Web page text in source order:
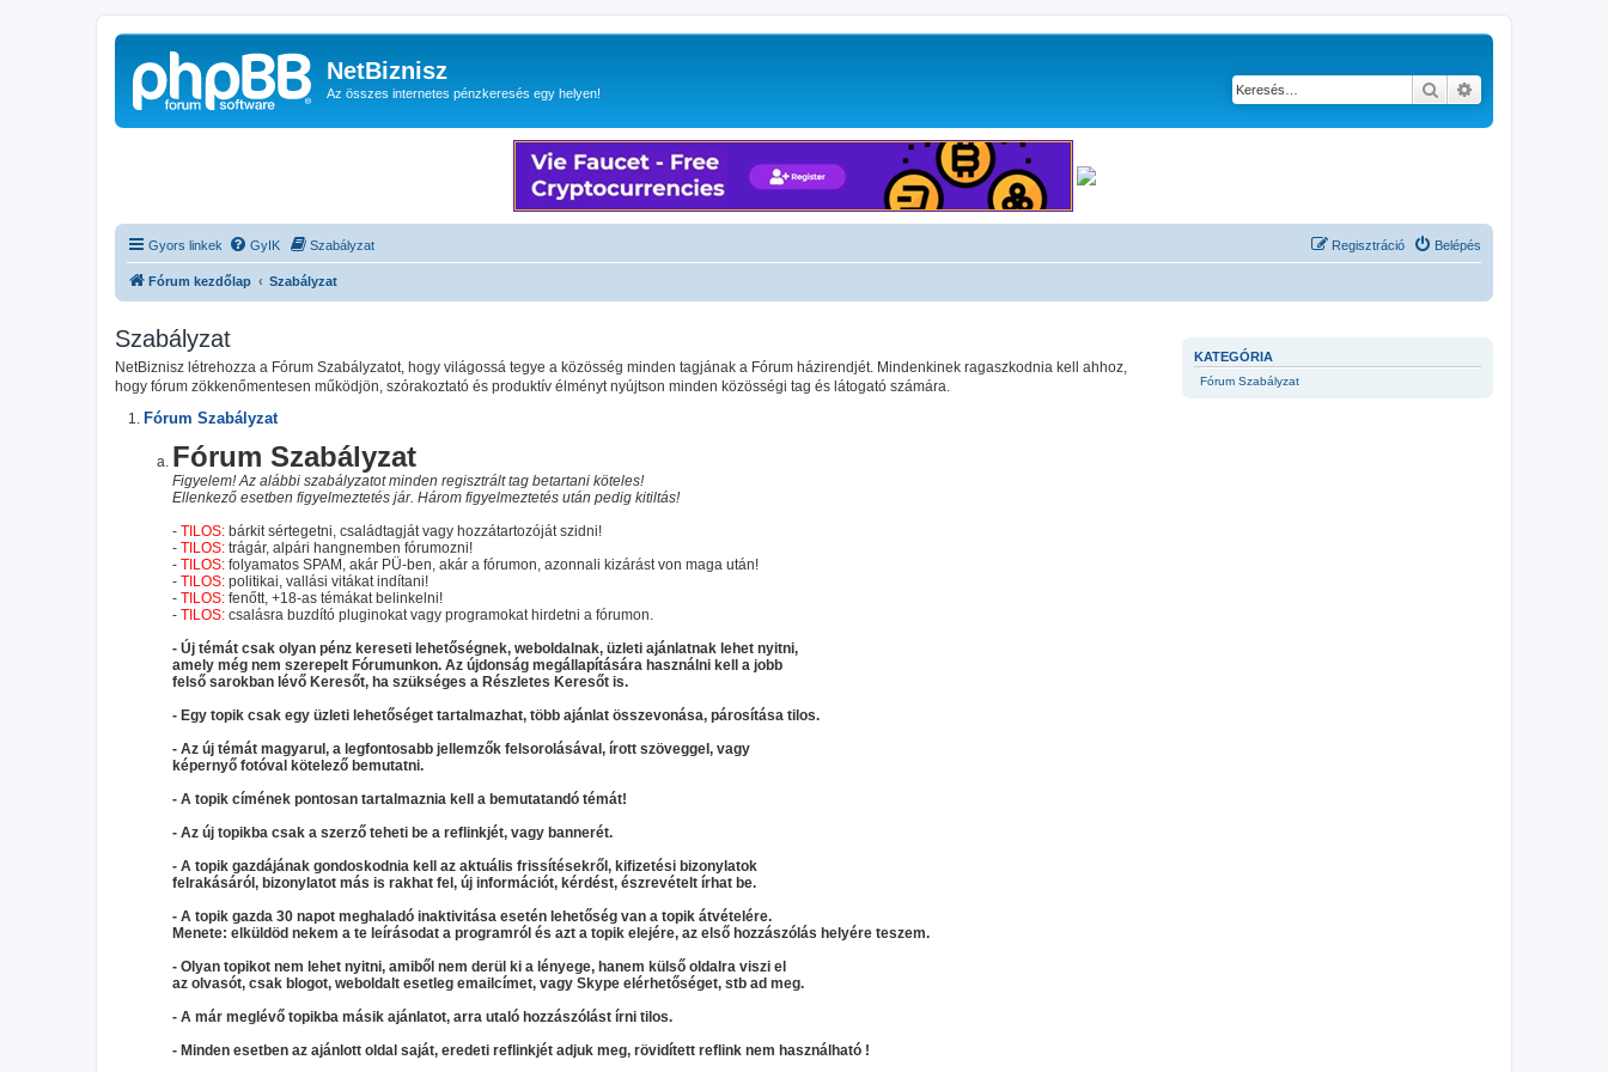
NetBiznisz
Az összes internetes pénzkeresés egy helyen! Keresés
Gyors linkek GyIK Szabályzat Belépés
Regisztráció
Fórum kezdőlap Szabályzat
KATEGÓRIA
Fórum Szabályzat
Szabályzat
NetBiznisz létrehozza a Fórum Szabályzatot, hogy világossá tegye a közösség minden tagjának a Fórum házirendjét. Mindenkinek ragaszkodnia kell ahhoz,
hogy fórum zökkenőmentesen működjön, szórakoztató és produktív élményt nyújtson minden közösségi tag és látogató számára.
Fórum Szabályzat
Fórum Szabályzat
Figyelem! Az alábbi szabályzatot minden regisztrált tag betartani köteles!
Ellenkező esetben figyelmeztetés jár. Három figyelmeztetés után pedig kitiltás!
- TILOS: bárkit sértegetni, családtagját vagy hozzátartozóját szidni!
- TILOS: trágár, alpári hangnemben fórumozni!
- TILOS: folyamatos SPAM, akár PÜ-ben, akár a fórumon, azonnali kizárást von maga után!
- TILOS: politikai, vallási vitákat indítani!
- TILOS: fenőtt, +18-as témákat belinkelni!
- TILOS: csalásra buzdító pluginokat vagy programokat hirdetni a fórumon.
- Új témát csak olyan pénz kereseti lehetőségnek, weboldalnak, üzleti ajánlatnak lehet nyitni,
amely még nem szerepelt Fórumunkon. Az újdonság megállapítására használni kell a jobb
felső sarokban lévő Keresőt, ha szükséges a Részletes Keresőt is.
- Egy topik csak egy üzleti lehetőséget tartalmazhat, több ajánlat összevonása, párosítása tilos.
- Az új témát magyarul, a legfontosabb jellemzők felsorolásával, írott szöveggel, vagy
képernyő fotóval kötelező bemutatni.
- A topik címének pontosan tartalmaznia kell a bemutatandó témát!
- Az új topikba csak a szerző teheti be a reflinkjét, vagy bannerét.
- A topik gazdájának gondoskodnia kell az aktuális frissítésekről, kifizetési bizonylatok
felrakásáról, bizonylatot más is rakhat fel, új információt, kérdést, észrevételt írhat be.
- A topik gazda 30 napot meghaladó inaktivitása esetén lehetőség van a topik átvételére.
Menete: elküldöd nekem a te leírásodat a programról és azt a topik elejére, az első hozzászólás helyére teszem.
- Olyan topikot nem lehet nyitni, amiből nem derül ki a lényege, hanem külső oldalra viszi el
az olvasót, csak blogot, weboldalt esetleg emailcímet, vagy Skype elérhetőséget, stb ad meg.
- A már meglévő topikba másik ajánlatot, arra utaló hozzászólást írni tilos.
- Minden esetben az ajánlott oldal saját, eredeti reflinkjét adjuk meg, rövidített reflink nem használható !